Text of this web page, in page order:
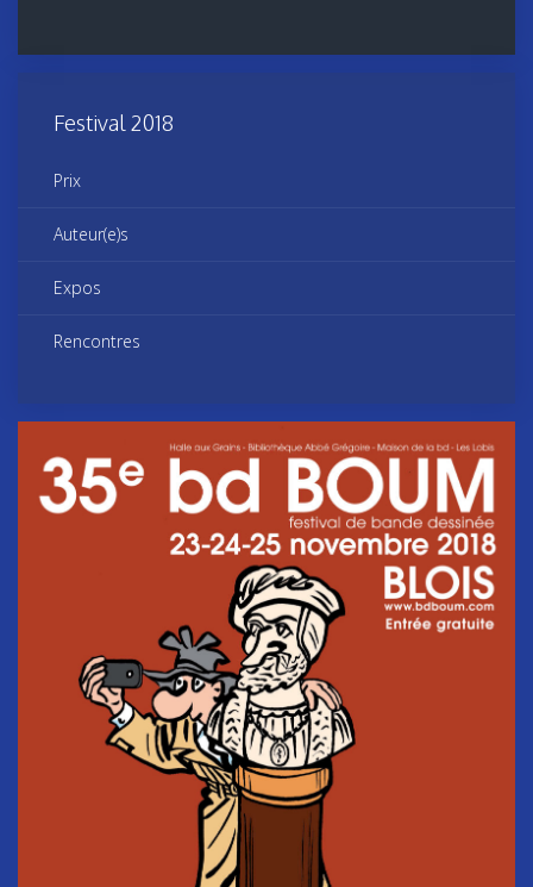
Festival 2018
Prix
Auteur(e)s
Expos
Rencontres